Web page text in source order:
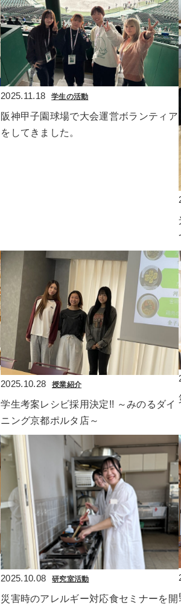
2025.11.18 学生の活動
阪神甲子園球場で大会運営ボランティア
をしてきました。
2025.10.28 授業紹介
学生考案レシビ採用決定!! ～みのるダイ
ニング京都ポルタ店～
2025.10.08 研究室活動
災害時のアレルギー対応食セミナーを開